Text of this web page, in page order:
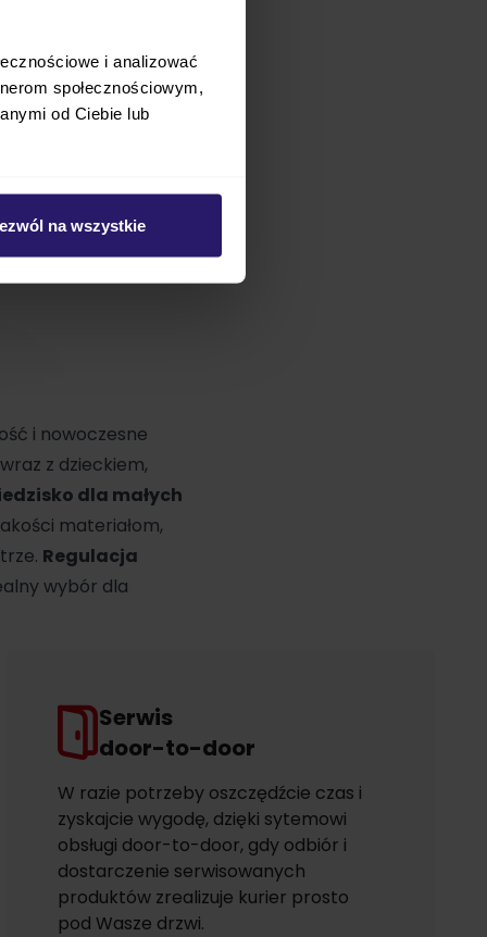
i analizować
społecznościowym,
od Ciebie lub
na wszystkie
i nowoczesne
z dzieckiem,
dla małych
materiałom,
Regulacja
wybór dla
Serwis
door-to-door
W razie potrzeby oszczędźcie czas i
zyskajcie wygodę, dzięki sytemowi
obsługi door-to-door, gdy odbiór i
dostarczenie serwisowanych
produktów zrealizuje kurier prosto
pod Wasze drzwi.